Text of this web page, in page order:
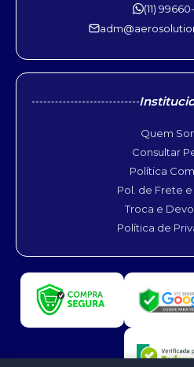
(11)
Quem
Consultar
Política
Pol. de Frete
Troca e
Política de